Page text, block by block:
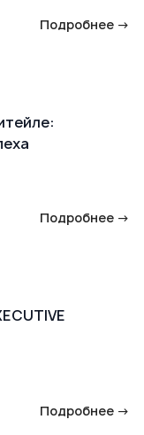
Подробнее →
Подробнее →
Подробнее →